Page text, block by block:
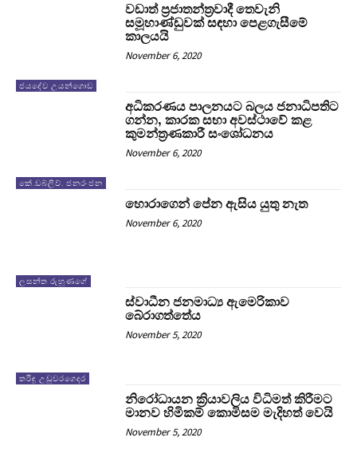
ජයදේව උයන්ගොඩ
වඩාත් ප්‍රජාතන්ත්‍රවාදී තෙවැනි
සමූහාණ්ඩුවක් සඳහා පෙළගැසීමේ
කාලයයි
November 6, 2020
කේ.ඩබ්ලිව්. ජනරංජන
අධිකරණය පාලනයට බලය ජනාධිපතිට
ගන්න, කාරක සභා අවස්ථාවේ කළ
කුමන්ත්‍රණකාරී සංශෝධනය
November 6, 2020
ලසන්ත රුහුණගේ
හොරාගෙන් පේන ඇසිය යුතු නැත
November 6, 2020
තරිඳු උඩුවරගෙදර
ස්වාධීන ජනමාධ්‍ය ඇමෙරිකාව
බේරාගත්තේය
November 5, 2020
නිරෝධායන ක්‍රියාවලිය විධිමත් කිරීමට
මානව හිමිකම් කොමිසම මැදිහත් වෙයි
November 5, 2020